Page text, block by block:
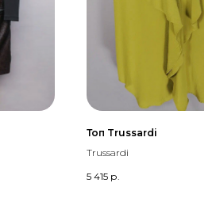
Топ Trussardi
Trussardi
5 415 р.